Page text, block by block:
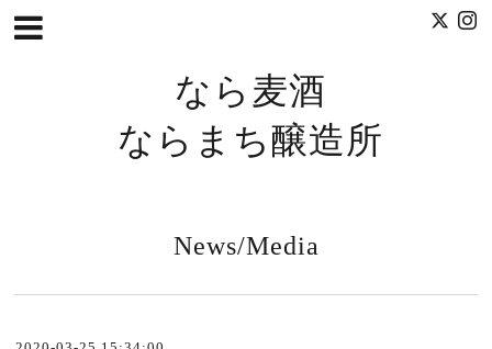
なら麦酒
ならまち醸造所
News/Media